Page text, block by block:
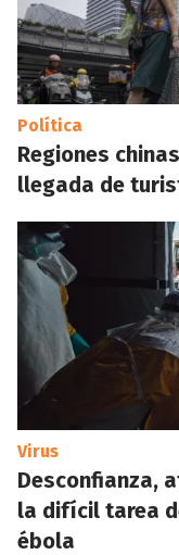
Política
Regiones
llegada de
Virus
Desconfianza,
la difícil tarea
ébola